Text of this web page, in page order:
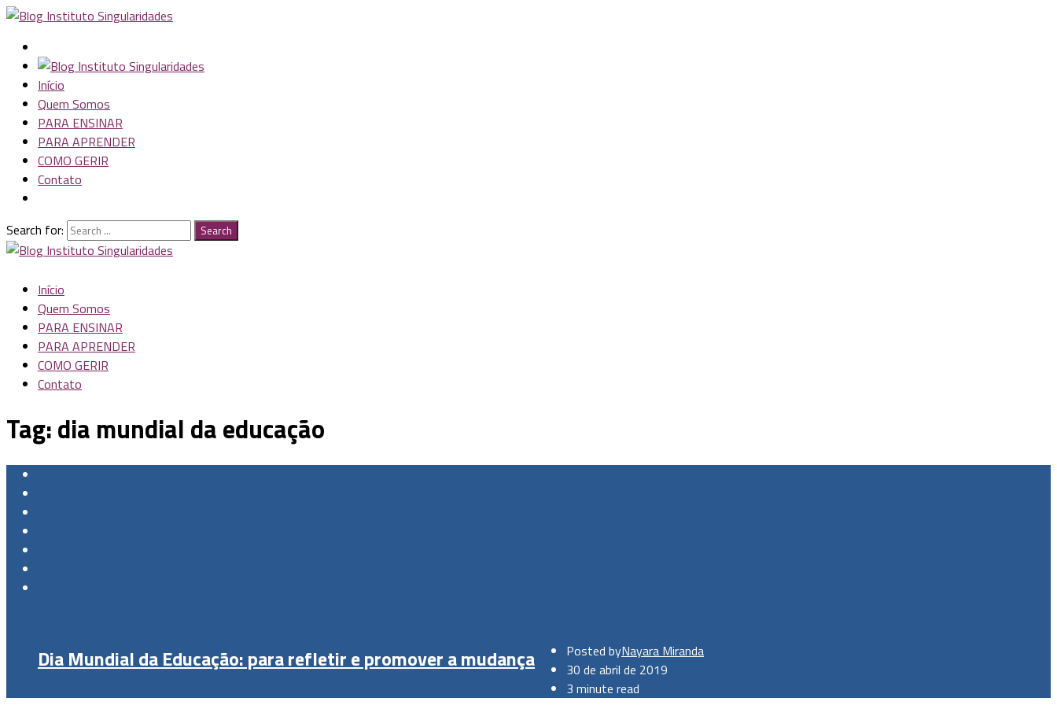
Início
Quem Somos
PARA ENSINAR
PARA APRENDER
COMO GERIR
Contato
Search for: Search
Início
Quem Somos
PARA ENSINAR
PARA APRENDER
COMO GERIR
Contato
Tag:dia mundial da educação
Dia Mundial da Educação: para refletir e promover a mudança Posted byNayara Miranda
30 de abril de 2019
3 minute read